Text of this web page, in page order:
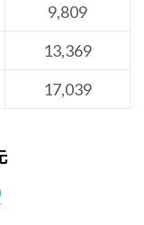
9,809
13,369
17,039